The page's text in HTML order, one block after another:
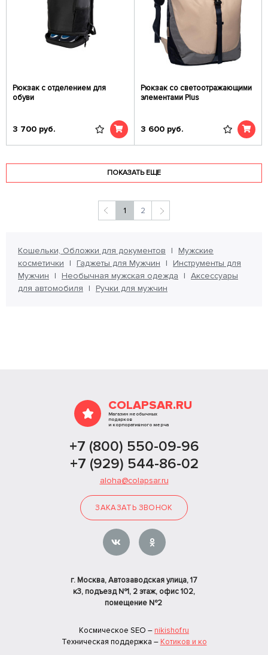
Рюкзак с отделением для
обуви
3 700 руб.
Рюкзак со светоотражающими
элементами Plus
3 600 руб.
ПОКАЗАТЬ ЕЩЕ
1 2
Кошельки, Обложки для документов
Мужские
косметички
Гаджеты для Мужчин
Инструменты для
Мужчин
Необычная мужская одежда
Аксессуары
для автомобиля
Ручки для мужчин
COLAPSAR.RU
Магазин необычных
подарков
и корпоративного мерча
+7 (800) 550-09-96
+7 (929) 544-86-02
aloha@colapsar.ru
ЗАКАЗАТЬ ЗВОНОК
г. Москва, Автозаводская улица, 17
к3, подъезд №1, 2 этаж, офис 102,
помещение №2
Космическое SEO – nikishof.ru
Техническая поддержка – Котиков и ко